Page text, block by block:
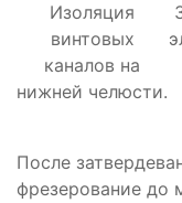
Изоляция
винтовых
каналов на
нижней челюсти.
После
фрезерование до